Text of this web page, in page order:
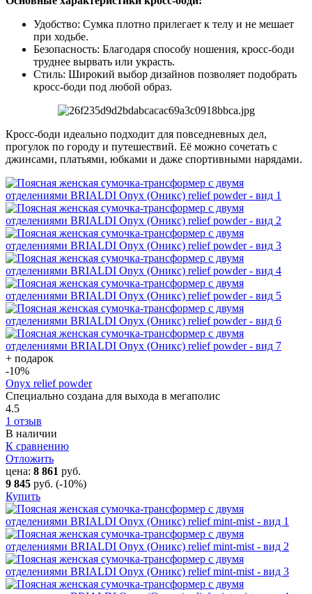
Удобство: Сумка плотно прилегает к телу и не мешает
при ходьбе.
Безопасность: Благодаря способу ношения, кросс-боди
труднее вырвать или украсть.
Стиль: Широкий выбор дизайнов позволяет подобрать
кросс-боди под любой образ.
Кросс-боди идеально подходит для повседневных дел,
прогулок по городу и путешествий. Её можно сочетать с
джинсами, платьями, юбками и даже спортивными нарядами.
+ подарок
-10%
Onyx relief powder
Специально создана для выхода в мегаполис
4.5
1 отзыв
В наличии
К сравнению
Отложить
цена: 8 861 руб.
9 845 руб. (-10%)
Купить